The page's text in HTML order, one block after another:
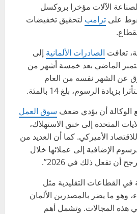
لصناعة الآلات مؤخرا بروكسل
على ترامب لتحقيق تخفيضات
تعافت الصادرات الألمانية إلى
الماضي بعد خمسة أشهر من
عن الشهر نفسه من العام
الرسوم، بلغ 14 بالمئة.
الوكالة أن يؤدي ضعف سوق العمل
المتحدة إلى خنق الاستهلاك،
الأميركي. كما أن العديد من
الإضافية إلى عملائها خلال
أن تفعل ذلك في 2026”.
القطاعات التقليدية مثل
وهو ما يضر بالمصدرين الألمان
هذه المجالات. وتشمل أهم